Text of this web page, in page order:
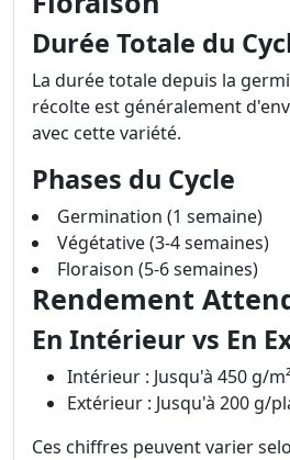
Durée Totale du
La durée totale depuis la
récolte est généralement
avec cette variété.
Phases du Cycle
Germination (1 semaine)
Végétative (3-4 semaines)
Floraison (5-6 semaines)
Rendement
En Intérieur vs En
Intérieur : Jusqu'à 450 g/m²
Extérieur : Jusqu'à 200 g/
Ces chiffres peuvent varier